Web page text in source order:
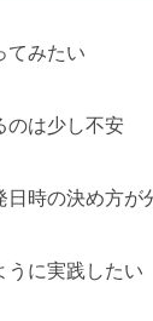
てみたい
のは少し不安
日時の決め方が
うに実践したい